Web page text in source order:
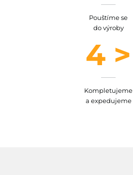
Pouštíme se
do výroby
4 >
Kompletujeme
a expedujeme